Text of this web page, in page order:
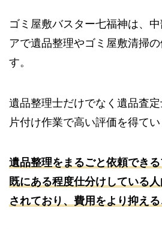
ゴミ屋敷バスター七福神は、
アで遺品整理やゴミ屋敷清掃
す。
遺品整理士だけでなく遺品査定
片付け作業で高い評価を得てい
遺品整理をまるごと依頼できる
既にある程度仕分けしている
されており、費用をより抑える